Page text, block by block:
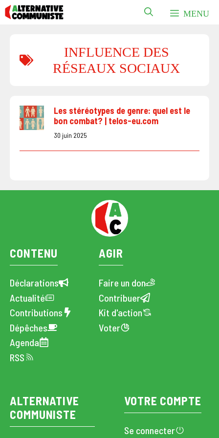
Aller
au
MENU
INFLUENCE DES
RÉSEAUX SOCIAUX
Les stéréotypes de genre: quel est le
bon combat? | telos-eu.com
30 juin 2025
CONTENU
Déclarations
Actualité
Contributions
Dépêches
Agenda
RSS
AGIR
Faire un don
Contribuer
Kit d'action
Voter
ALTERNATIVE
COMMUNISTE
VOTRE COMPTE
Se connecter